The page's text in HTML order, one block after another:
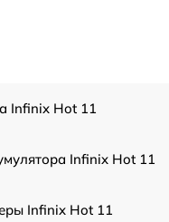
Infinix Hot 11
Infinix Hot 11
Infinix Hot 11